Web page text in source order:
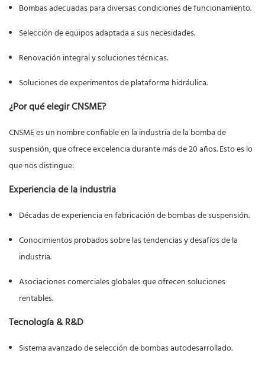
Bombas adecuadas para diversas condiciones de funcionamiento.
Selección de equipos adaptada a sus necesidades.
Renovación integral y soluciones técnicas.
Soluciones de experimentos de plataforma hidráulica.
¿Por qué elegir CNSME?
CNSME es un nombre confiable en la industria de la bomba de
suspensión, que ofrece excelencia durante más de 20 años. Esto es lo
que nos distingue:
Experiencia de la industria
Décadas de experiencia en fabricación de bombas de suspensión.
Conocimientos probados sobre las tendencias y desafíos de la
industria.
Asociaciones comerciales globales que ofrecen soluciones
rentables.
Tecnología & R&D
Sistema avanzado de selección de bombas autodesarrollado.